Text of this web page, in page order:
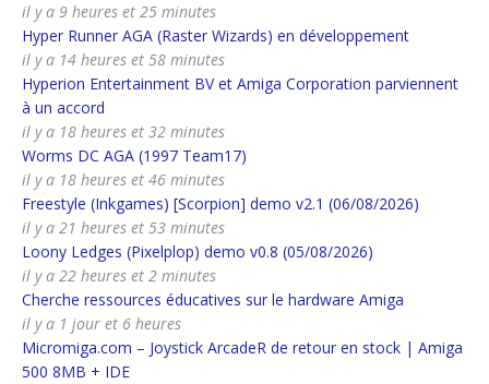
il y a 9 heures et 25 minutes
Hyper Runner AGA (Raster Wizards) en développement
il y a 14 heures et 58 minutes
Hyperion Entertainment BV et Amiga Corporation parviennent
à un accord
il y a 18 heures et 32 minutes
Worms DC AGA (1997 Team17)
il y a 18 heures et 46 minutes
Freestyle (Inkgames) [Scorpion] demo v2.1 (06/08/2026)
il y a 21 heures et 53 minutes
Loony Ledges (Pixelplop) demo v0.8 (05/08/2026)
il y a 22 heures et 2 minutes
Cherche ressources éducatives sur le hardware Amiga
il y a 1 jour et 6 heures
Micromiga.com – Joystick ArcadeR de retour en stock | Amiga
500 8MB + IDE